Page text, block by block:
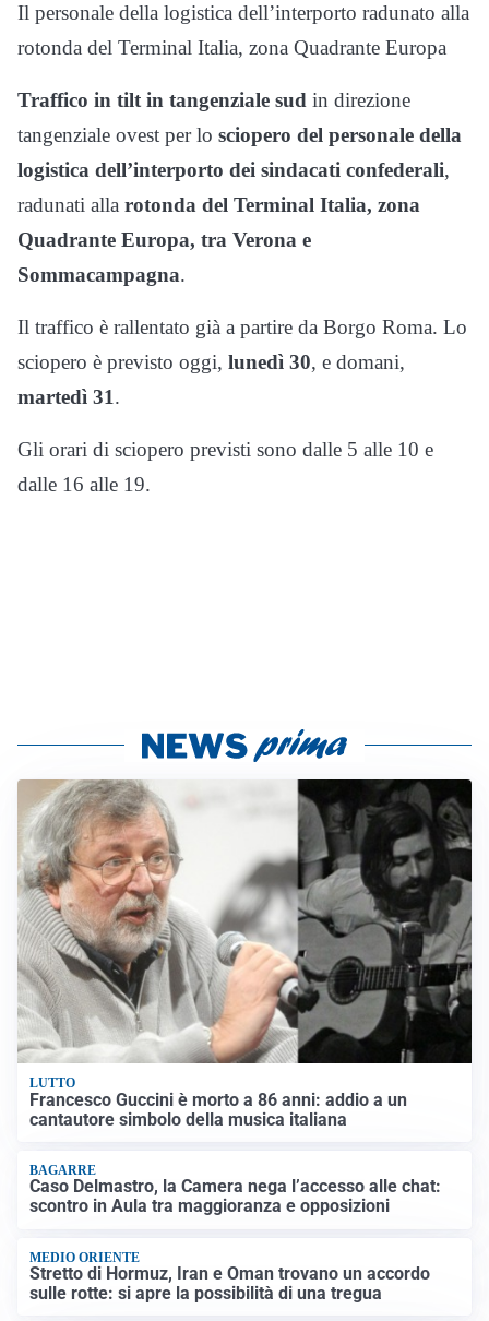
Il personale della logistica dell’interporto radunato alla
rotonda del Terminal Italia, zona Quadrante Europa
Traffico in tilt in tangenziale sud in direzione
tangenziale ovest per lo sciopero del personale della
logistica dell’interporto dei sindacati confederali,
radunati alla rotonda del Terminal Italia, zona
Quadrante Europa, tra Verona e
Sommacampagna.
Il traffico è rallentato già a partire da Borgo Roma. Lo
sciopero è previsto oggi, lunedì 30, e domani,
martedì 31.
Gli orari di sciopero previsti sono dalle 5 alle 10 e
dalle 16 alle 19.
LUTTO
Francesco Guccini è morto a 86 anni: addio a un
cantautore simbolo della musica italiana
BAGARRE
Caso Delmastro, la Camera nega l’accesso alle chat:
scontro in Aula tra maggioranza e opposizioni
MEDIO ORIENTE
Stretto di Hormuz, Iran e Oman trovano un accordo
sulle rotte: si apre la possibilità di una tregua